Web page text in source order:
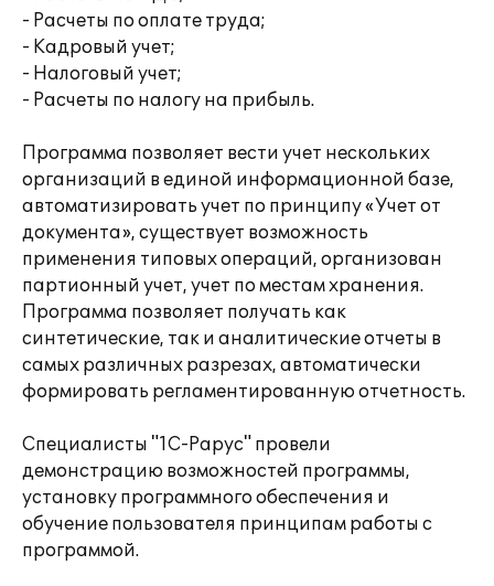
- Расчеты по оплате труда;
- Кадровый учет;
- Налоговый учет;
- Расчеты по налогу на прибыль.
Программа позволяет вести учет нескольких
организаций в единой информационной базе,
автоматизировать учет по принципу «Учет от
документа», существует возможность
применения типовых операций, организован
партионный учет, учет по местам хранения.
Программа позволяет получать как
синтетические, так и аналитические отчеты в
самых различных разрезах, автоматически
формировать регламентированную отчетность.
Специалисты "1С-Рарус" провели
демонстрацию возможностей программы,
установку программного обеспечения и
обучение пользователя принципам работы с
программой.